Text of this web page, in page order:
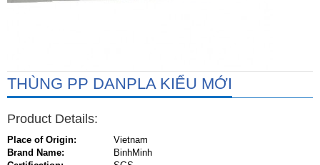
THÙNG PP DANPLA KIỂU MỚI
Product Details:
Place of Origin:
Vietnam
Brand Name:
BinhMinh